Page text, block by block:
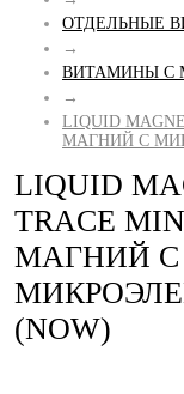
ОТДЕЛЬНЫЕ
→
ВИТАМИНЫ С
→
LIQUID
МАГНИЙ С
LIQUID
TRACE
МАГНИЙ С
(NOW)